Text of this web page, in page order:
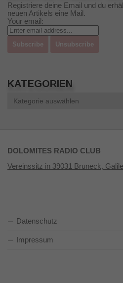
Registriere deine Email und du
neuen Artikels eine Mail.
Your email:
KATEGORIEN
DOLOMITES RADIO CLUB
Vereinssitz in 39031 Bruneck,
Datenschutz
Impressum